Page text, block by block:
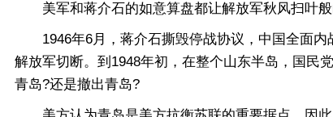
美军和蒋介石的如意算盘都让解放军秋风扫叶般
1946年6月，蒋介石撕毁停战协议，中国全面内
解放军切断。到1948年初，在整个山东半岛，国民
青岛?还是撤出青岛?